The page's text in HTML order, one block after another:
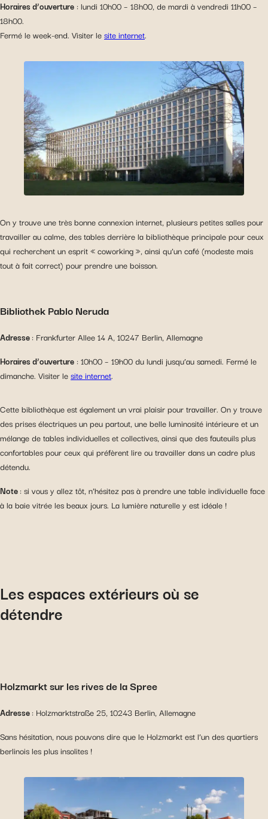
visualiser du contenu hébergé sur un site externe.
Horaires d’ouverture : lundi 10h00 – 18h00, de mardi à vendredi 11h00 –
18h00.
Fermé le week-end. Visiter lesite internet.
On y trouve une très bonne connexion internet, plusieurs petites salles pour
travailler au calme, des tables derrière la bibliothèque principale pour ceux
qui recherchent un esprit « coworking », ainsi qu’un café (modeste mais
tout à fait correct) pour prendre une boisson.
Bibliothek Pablo Neruda
Adresse: Frankfurter Allee 14 A, 10247 Berlin, Allemagne
Horaires d’ouverture : 10h00 – 19h00 du lundi jusqu’au samedi. Fermé le
dimanche. Visiter lesite internet.
Cette bibliothèque est également un vrai plaisir pour travailler. On y trouve
des prises électriques un peu partout, une belle luminosité intérieure et un
mélange de tables individuelles et collectives, ainsi que des fauteuils plus
confortables pour ceux qui préfèrent lire ou travailler dans un cadre plus
détendu.
Note: si vous y allez tôt, n’hésitez pas à prendre une table individuelle face
à la baie vitrée les beaux jours. La lumière naturelle y est idéale !
Les espaces extérieurs où se
détendre
Holzmarkt sur les rives de la Spree
Adresse: Holzmarktstraße 25, 10243 Berlin, Allemagne
Sans hésitation, nous pouvons dire que le Holzmarkt est l’un des quartiers
berlinois les plus insolites !